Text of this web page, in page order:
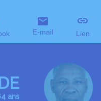
E-mail Lien
ans